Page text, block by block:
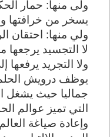
ولى منها: حمار
يسخر من خرافتها
ولي منها: احتقان
لا التجسيد يرجعها
ولا التجريد يرفعها
يوظف درويش
جماليا حيث يشغل
التي تميز عوالم
وإعادة صياغة